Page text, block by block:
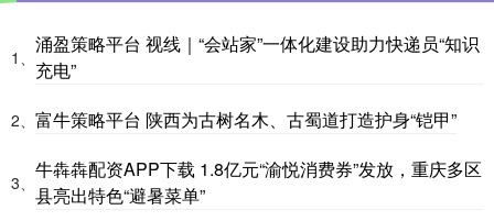
1、
涌盈策略平台 视线｜“会站家”一体化建设助力快递员“知识
充电”
2、 富牛策略平台 陕西为古树名木、古蜀道打造护身“铠甲”
3、
牛犇犇配资APP下载 1.8亿元“渝悦消费券”发放，重庆多区
县亮出特色“避暑菜单”